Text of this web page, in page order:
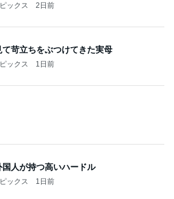
記事を読む